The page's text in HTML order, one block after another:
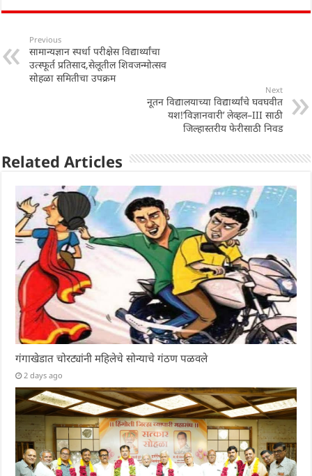
at
s
A
p
c
b
o
k
e
dI
ar
Previous
सामान्यज्ञान स्पर्धा परीक्षेस विद्यार्थ्यांचा
उत्स्फूर्त प्रतिसाद,सेलूतील शिवजन्मोत्सव
सोहळा समितीचा उपक्रम
Next
नूतन विद्यालयाच्या विद्यार्थ्यांचे घवघवीत
यश!’विज्ञानवारी’ लेव्हल–III साठी
जिल्हास्तरीय फेरीसाठी निवड
Related Articles
गंगाखेडात चोरट्यांनी महिलेचे सोन्याचे गंठण पळवले
2 days ago